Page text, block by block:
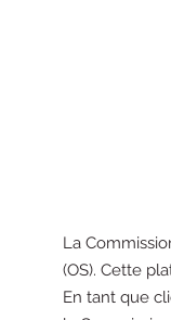
La
(OS). Cette
En tant que